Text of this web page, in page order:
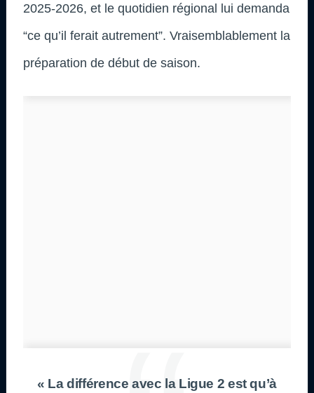
2025-2026, et le quotidien régional lui demanda
“ce qu’il ferait autrement”. Vraisemblablement la
préparation de début de saison.
« La différence avec la Ligue 2 est qu’à